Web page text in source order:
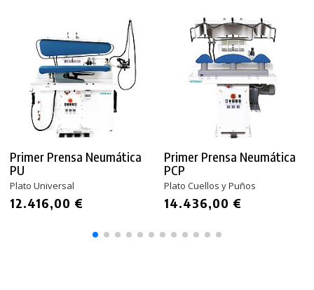
Primer Prensa Neumática
PU
Plato Universal
12.416,00 €
Primer Prensa Neumática
PCP
Plato Cuellos y Puños
14.436,00 €